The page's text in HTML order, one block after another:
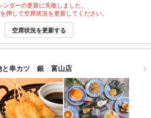
ンダーの更新に失敗しました。
押して空席状況を更新してください。
空席状況を更新する
と串カツ 銀 富山店